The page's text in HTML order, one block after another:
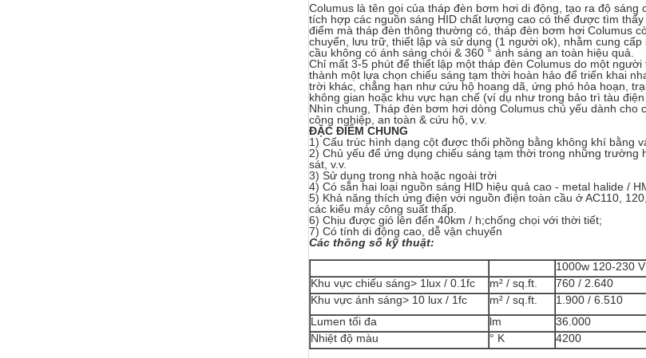
Columus là tên gọi của tháp đèn bơm hơi di động, tạo ra độ
tích hợp các nguồn sáng HID chất lượng cao có thể được tìm
điểm mà tháp đèn thông thường có, tháp đèn bơm hơi Columus
chuyển, lưu trữ, thiết lập và sử dụng (1 người ok), nhằm cung
cầu không có ánh sáng chói & 360 ° ánh sáng an toàn hiệu quả.
Chỉ mất 3-5 phút để thiết lập một tháp đèn Columus do một
thành một lựa chọn chiếu sáng tạm thời hoàn hảo để triển khai
trời khác, chẳng hạn như cứu hộ hoang dã, ứng phó hỏa hoạn,
không gian hoặc khu vực hạn chế (ví dụ như trong bảo trì tàu điện
Nhìn chung, Tháp đèn bơm hơi dòng Columus chủ yếu dành cho
công nghiệp, an toàn & cứu hộ, v.v.
ĐẶC ĐIỂM CHUNG
1) Cấu trúc hình dạng cột được thổi phồng bằng không khí bằng
2) Chủ yếu để ứng dụng chiếu sáng tạm thời trong những
sát, v.v.
3) Sử dụng trong nhà hoặc ngoài trời
4) Có sẵn hai loại nguồn sáng HID hiệu quả cao - metal halide /
5) Khả năng thích ứng điện với nguồn điện toàn cầu ở AC110,
các kiểu máy công suất thấp.
6) Chịu được gió lên đến 40km / h;chống chọi với thời tiết;
7) Có tính di động cao, dễ vận chuyển
Các thông số kỹ thuật:
1000w 120-230
Khu vực chiếu sáng> 1lux / 0.1fc
m² / sq.ft. 760 / 2.640
Khu vực ánh sáng> 10 lux / 1fc
m² / sq.ft. 1.900 / 6.510
Lumen tối đa
lm 36.000
Nhiệt độ màu
° K 4200